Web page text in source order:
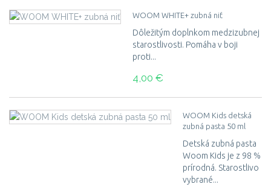
WOOM WHITE+ zubná niť
Dôležitým doplnkom medzizubnej
starostlivosti. Pomáha v boji
proti...
4,00 €
WOOM Kids detská
zubná pasta 50 ml
Detská zubná pasta
Woom Kids je z 98 %
prírodná. Starostlivo
vybrané...